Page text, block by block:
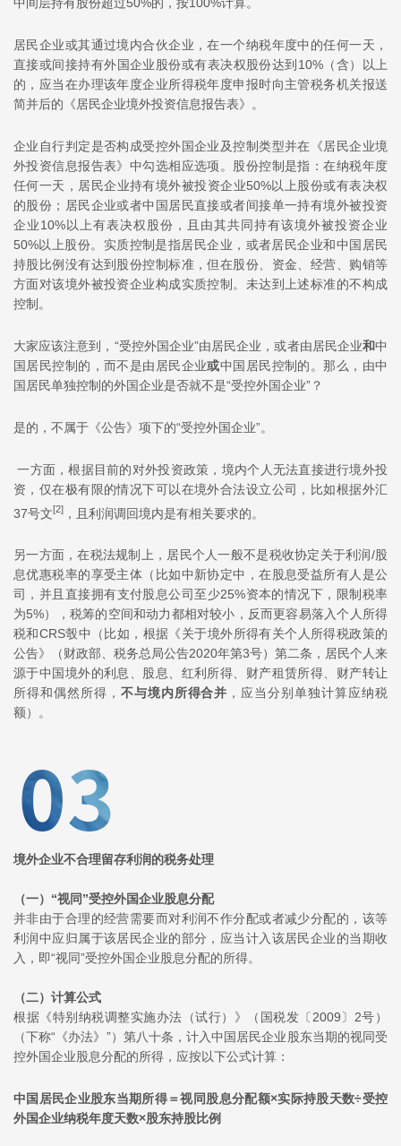
居民企业或其通过境内合伙企业，在一个纳税年度中的任何一天，
直接或间接持有外国企业股份或有表决权股份达到10%（含）以上
的，应当在办理该年度企业所得税年度申报时向主管税务机关报送
简并后的《居民企业境外投资信息报告表》。
企业自行判定是否构成受控外国企业及控制类型并在《居民企业境
外投资信息报告表》中勾选相应选项。股份控制是指：在纳税年度
任何一天，居民企业持有境外被投资企业50%以上股份或有表决权
的股份；居民企业或者中国居民直接或者间接单一持有境外被投资
企业10%以上有表决权股份，且由其共同持有该境外被投资企业
50%以上股份。实质控制是指居民企业，或者居民企业和中国居民
持股比例没有达到股份控制标准，但在股份、资金、经营、购销等
方面对该境外被投资企业构成实质控制。未达到上述标准的不构成
控制。
大家应该注意到，“受控外国企业”由居民企业，或者由居民企业和中
国居民控制的，而不是由居民企业或中国居民控制的。那么，由中
国居民单独控制的外国企业是否就不是“受控外国企业”？
是的，不属于《公告》项下的“受控外国企业”。
一方面，根据目前的对外投资政策，境内个人无法直接进行境外投
资，仅在极有限的情况下可以在境外合法设立公司，比如根据外汇
37号文[2] ，且利润调回境内是有相关要求的。
另一方面，在税法规制上，居民个人一般不是税收协定关于利润/股
息优惠税率的享受主体（比如中新协定中，在股息受益所有人是公
司，并且直接拥有支付股息公司至少25%资本的情况下，限制税率
为5%），税筹的空间和动力都相对较小，反而更容易落入个人所得
税和CRS彀中（比如，根据《关于境外所得有关个人所得税政策的
公告》（财政部、税务总局公告2020年第3号）第二条，居民个人来
源于中国境外的利息、股息、红利所得、财产租赁所得、财产转让
所得和偶然所得， 不与境内所得合并 ，应当分别单独计算应纳税
额）。
境外企业不合理留存利润的税务处理
（一）“视同”受控外国企业股息分配
并非由于合理的经营需要而对利润不作分配或者减少分配的，该等
利润中应归属于该居民企业的部分，应当计入该居民企业的当期收
入，即“视同”受控外国企业股息分配的所得。
（二） 计算公式
根据《特别纳税调整实施办法（试行）》（国税发〔2009〕2号）
（下称“《办法》”）第八十条，计入中国居民企业股东当期的视同受
控外国企业股息分配的所得，应按以下公式计算：
中国居民企业股东当期所得＝视同股息分配额×实际持股天数÷受控
外国企业纳税年度天数×股东持股比例